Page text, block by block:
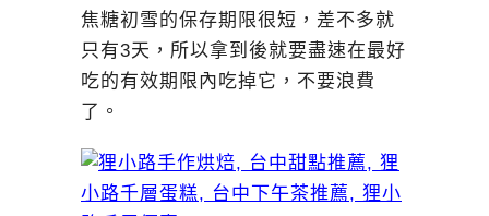
焦糖初雪的保存期限很短，差不多就
只有3天，所以拿到後就要盡速在最好
吃的有效期限內吃掉它，不要浪費
了。